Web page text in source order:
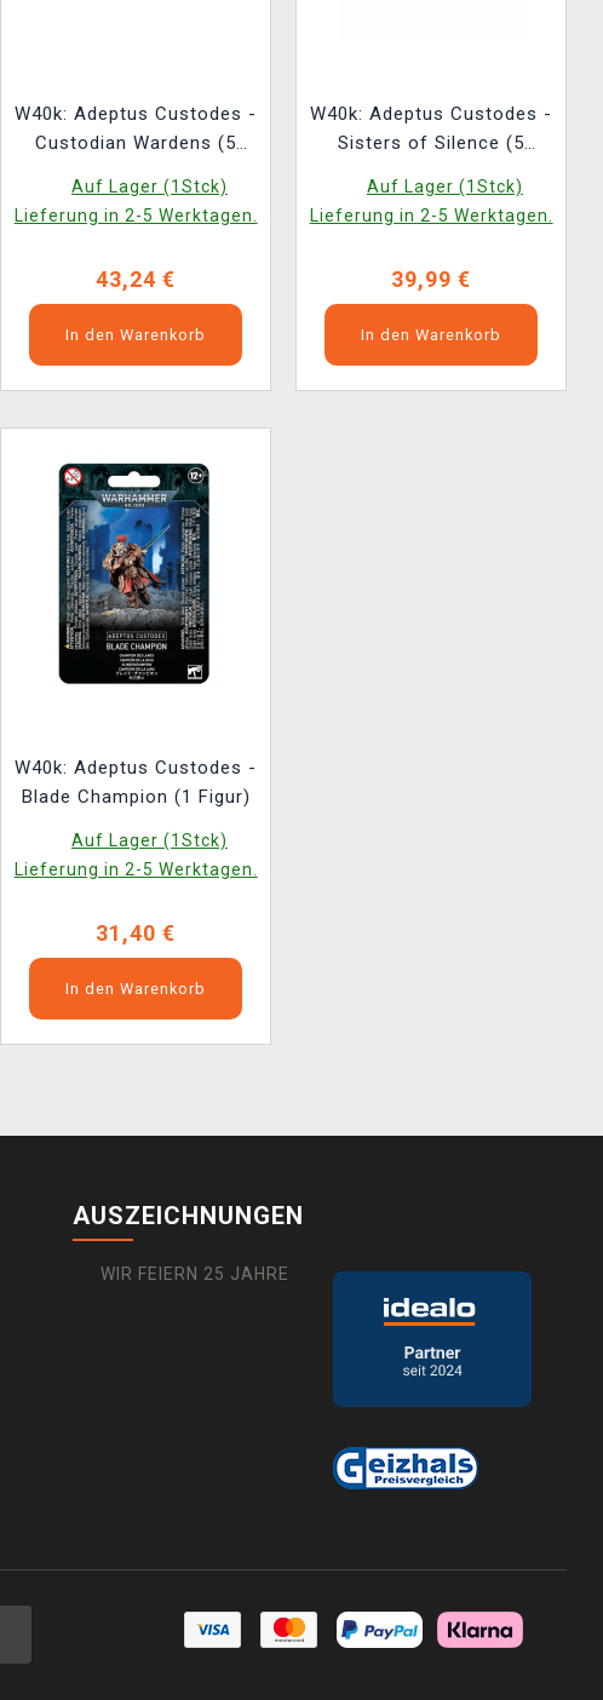
W40k: Adeptus Custodes -
Custodian Wardens (5
Auf Lager (1Stck)
Lieferung in 2-5 Werktagen.
43,24 €
In den Warenkorb
W40k: Adeptus Custodes -
Sisters of Silence (5
Auf Lager (1Stck)
Lieferung in 2-5 Werktagen.
39,99 €
In den Warenkorb
W40k: Adeptus Custodes -
Blade Champion (1 Figur)
Auf Lager (1Stck)
Lieferung in 2-5 Werktagen.
31,40 €
In den Warenkorb
AUSZEICHNUNGEN
WIR FEIERN 25 JAHRE